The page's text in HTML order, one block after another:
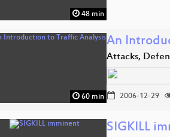
48 min
60 min
An
Attacks,
2006-12-29
SIGKILL